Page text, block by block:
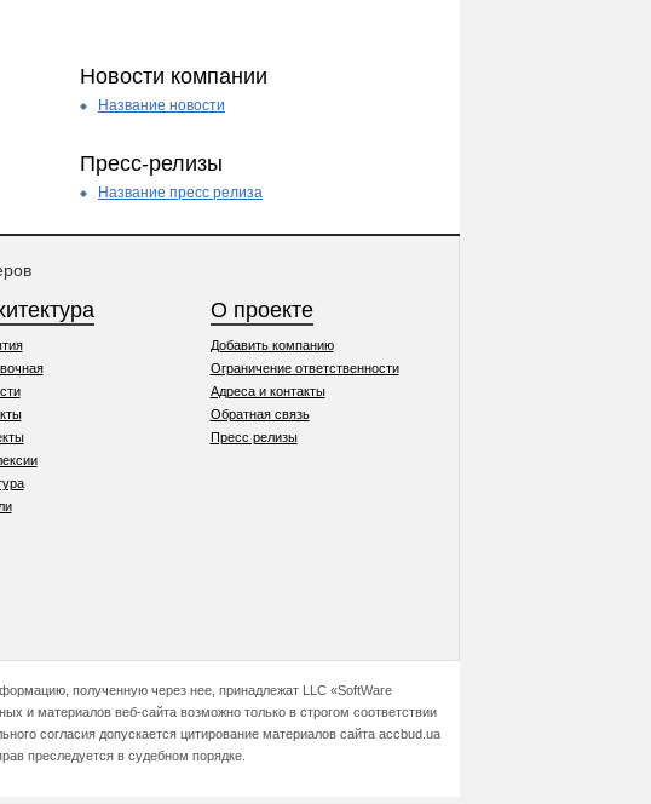
Новости компании
Название новости
Пресс-релизы
Название пресс релиза
О проекте
Добавить компанию
Ограничение ответственности
Адреса и контакты
Обратная связь
Пресс релизы
полученную через нее, принадлежат LLC «SoftWare
и материалов веб-сайта возможно только в строгом соответствии
согласия допускается цитирование материалов сайта accbud.ua
преследуется в судебном порядке.